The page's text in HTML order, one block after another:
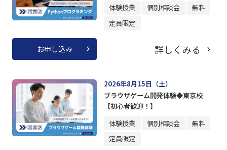
体験授業
個別相談会
無料
定員限定
お申し込み 詳しくみる
2026年8月15日（土）
ブラウザゲーム開発体験◆東京校
【初心者歓迎！】
体験授業
個別相談会
無料
定員限定